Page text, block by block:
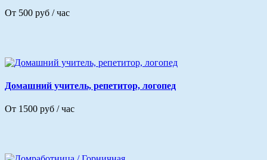
От 500 руб / час
Домашний учитель, репетитор, логопед
От 1500 руб / час